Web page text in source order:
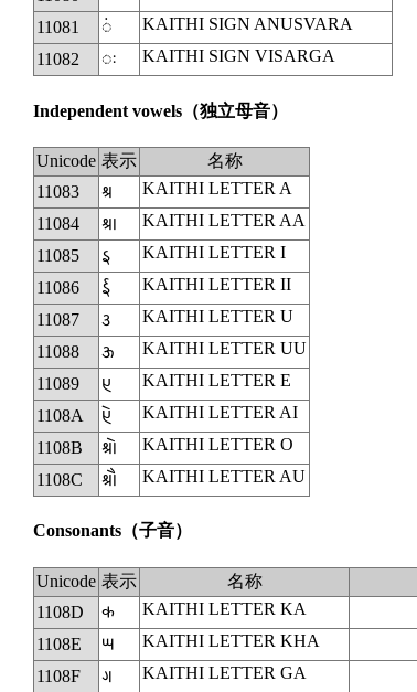
11081
◌𑂁
KAITHI SIGN ANUSVARA
11082
𑂂 KAITHI SIGN VISARGA
Independent vowels （独立母音）
Unicode 表示
名称
11083
𑂃
KAITHI LETTER A
11084
𑂄
KAITHI LETTER AA
11085
𑂅
KAITHI LETTER I
11086
𑂆
KAITHI LETTER II
11087
𑂇
KAITHI LETTER U
11088
𑂈
KAITHI LETTER UU
11089
𑂉
KAITHI LETTER E
1108A
𑂊
KAITHI LETTER AI
1108B
𑂋
KAITHI LETTER O
1108C
𑂌 KAITHI LETTER AU
Consonants （子音）
Unicode 表示 名称
1108D
𑂍
KAITHI LETTER KA
1108E
𑂎
KAITHI LETTER KHA
1108F
𑂏
KAITHI LETTER GA